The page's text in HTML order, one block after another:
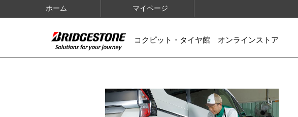
ホーム マイページ
コクピット・タイヤ館 オンラインストア
IMAGES